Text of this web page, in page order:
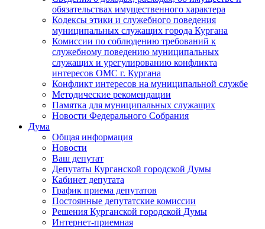
обязательствах имущественного характера
Кодексы этики и служебного поведения
муниципальных служащих города Кургана
Комиссии по соблюдению требований к
служебному поведению муниципальных
служащих и урегулированию конфликта
интересов ОМС г. Кургана
Конфликт интересов на муниципальной службе
Методические рекомендации
Памятка для муниципальных служащих
Новости Федерального Cобрания
Дума
Общая информация
Новости
Ваш депутат
Депутаты Курганской городской Думы
Кабинет депутата
График приема депутатов
Постоянные депутатские комиссии
Решения Курганской городской Думы
Интернет-приемная